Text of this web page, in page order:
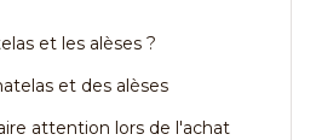
et les alèses ?
et des alèses
attention lors de l'achat